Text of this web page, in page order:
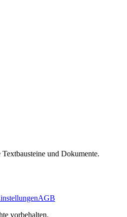
und Dokumente.
AGB
vorbehalten.